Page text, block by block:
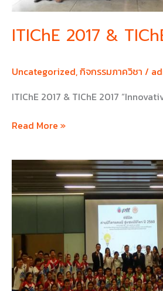
ITIChE 2017 &
Uncategorized,กิจกรรมภาควิชา /
ITIChE 2017 & TIChE 2017
Read More »
ปิ
โตร
สู่
แชมป์
ปิ
โตร